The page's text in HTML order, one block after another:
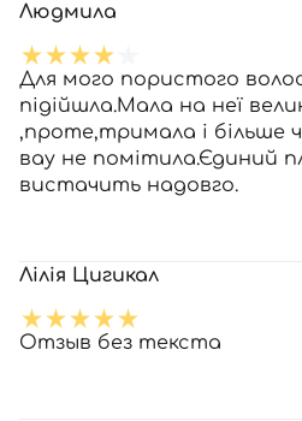
Людмила
Для мого пористого
підійшла.Мала на неї
,проте,тримала і більше
вау не помітила.Єдиний
вистачить надовго.
Лілія Цигикал
Отзыв без текста